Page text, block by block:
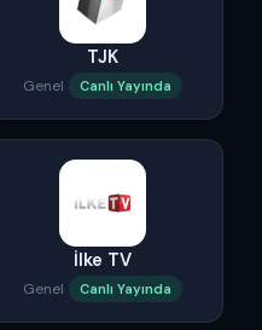
TJK
Genel Canlı Yayında
İlke TV
Genel Canlı Yayında